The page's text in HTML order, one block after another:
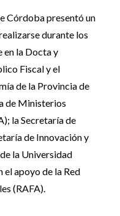
Córdoba presentó un
durante los
en la Docta y
Fiscal y el
de la Provincia de
de Ministerios
la Secretaría de
de Innovación y
la Universidad
apoyo de la Red
(RAFA).